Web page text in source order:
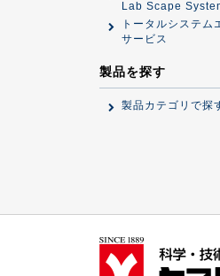
Lab Scape
トータルシステム
サービス
製品を探す
製品カテゴリで探